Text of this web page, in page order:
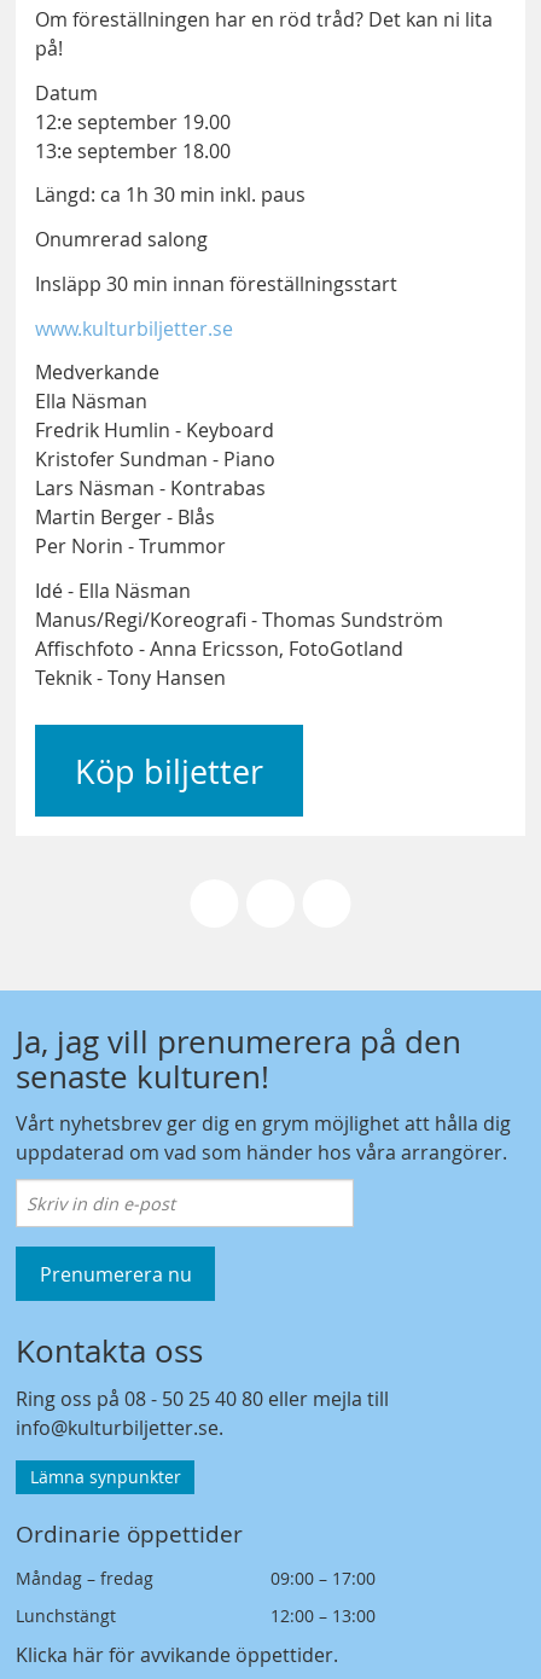
Om föreställningen har en röd tråd? Det kan ni lita
på!
Datum
12:e september 19.00
13:e september 18.00
Längd: ca 1h 30 min inkl. paus
Onumrerad salong
Insläpp 30 min innan föreställningsstart
www.kulturbiljetter.se
Medverkande
Ella Näsman
Fredrik Humlin - Keyboard
Kristofer Sundman - Piano
Lars Näsman - Kontrabas
Martin Berger - Blås
Per Norin - Trummor
Idé - Ella Näsman
Manus/Regi/Koreografi - Thomas Sundström
Affischfoto - Anna Ericsson, FotoGotland
Teknik - Tony Hansen
Köp biljetter
Ja, jag vill prenumerera på den
senaste kulturen!
Vårt nyhetsbrev ger dig en grym möjlighet att hålla dig
uppdaterad om vad som händer hos våra arrangörer.
Prenumerera nu
Kontakta oss
Ring oss på08 - 50 25 40 80 eller mejla till
info@kulturbiljetter.se.
Lämna synpunkter
Ordinarie öppettider
Måndag – fredag
09:00 – 17:00
Lunchstängt
12:00 – 13:00
Klicka här för avvikande öppettider.